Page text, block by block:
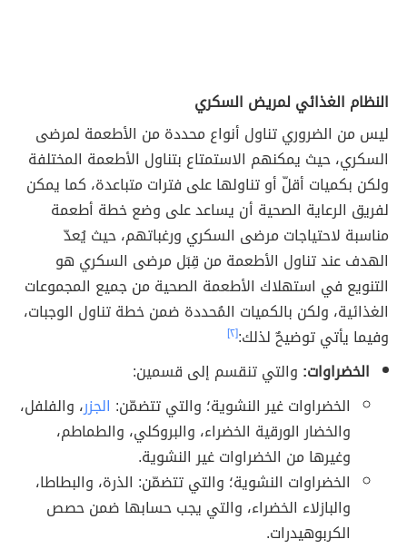
النظام الغذائي لمريض السكري
ليس من الضروري تناول أنواع محددة من الأطعمة لمرضى
السكري، حيث يمكنهم الاستمتاع بتناول الأطعمة المختلفة
ولكن بكميات أقلّ أو تناولها على فترات متباعدة، كما يمكن
لفريق الرعاية الصحية أن يساعد على وضع خطة أطعمة
مناسبة لاحتياجات مرضى السكري ورغباتهم، حيث يُعدّ
الهدف عند تناول الأطعمة من قِبَل مرضى السكري هو
التنويع في استهلاك الأطعمة الصحية من جميع المجموعات
الغذائية، ولكن بالكميات المُحددة ضمن خطة تناول الوجبات،
وفيما يأتي توضيحٌ لذلك:[٢]
الخضراوات: والتي تنقسم إلى قسمين:
الخضراوات غير النشوية؛ والتي تتضمّن: الجزر، والفلفل،
والخضار الورقية الخضراء، والبروكلي، والطماطم،
وغيرها من الخضراوات غير النشوية.
الخضراوات النشوية؛ والتي تتضمّن: الذرة، والبطاطا،
والبازلاء الخضراء، والتي يجب حسابها ضمن حصص
الكربوهيدرات.